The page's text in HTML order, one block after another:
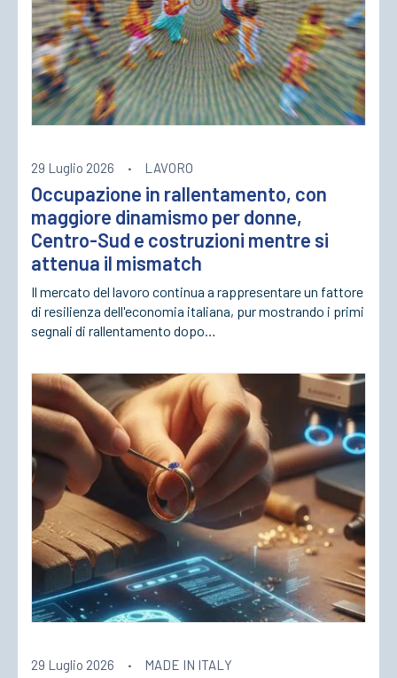
29 Luglio 2026 · LAVORO
Occupazione in rallentamento, con
maggiore dinamismo per donne,
Centro-Sud e costruzioni mentre si
attenua il mismatch
Il mercato del lavoro continua a rappresentare un fattore
di resilienza dell'economia italiana, pur mostrando i primi
segnali di rallentamento dopo…
29 Luglio 2026 · MADE IN ITALY